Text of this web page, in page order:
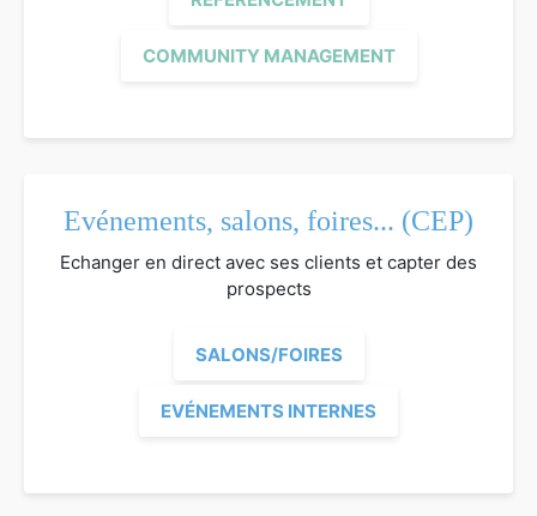
COMMUNITY MANAGEMENT
Evénements, salons, foires... (CEP)
Echanger en direct avec ses clients et capter des
prospects
SALONS/FOIRES
EVÉNEMENTS INTERNES